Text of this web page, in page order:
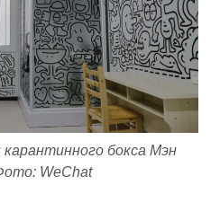
бокса Мэн
WeChat